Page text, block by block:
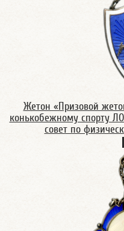
Жетон «Призовой
конькобежному спорту
совет по